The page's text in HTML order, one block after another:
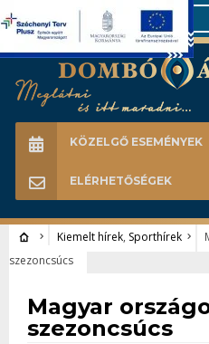
Search
KÖZELGŐ ESEMÉNYEK
ELÉRHETŐSÉGEK
Kiemelt hírek, Sporthírek
szezoncsúcs
Magyar
szezoncsúcs